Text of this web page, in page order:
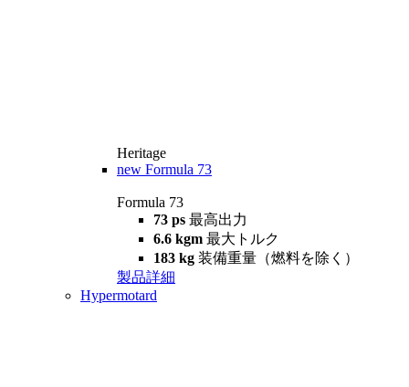
Heritage
new Formula 73
Formula 73
73 ps 最高出力
6.6 kgm 最大トルク
183 kg 装備重量（燃料を除く）
製品詳細
Hypermotard